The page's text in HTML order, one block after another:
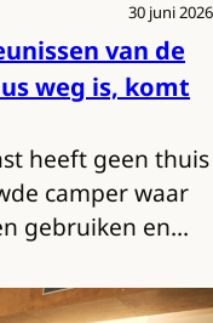
30 juni 2026
van de
weg is, komt
heeft geen thuis
camper waar
gebruiken en…